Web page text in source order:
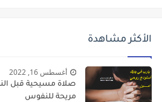
الأكثر مشاهدة
أغسطس 16, 2022
صلاة مسيحية قبل
مريحة للنفوس